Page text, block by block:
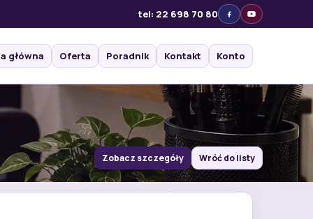
tel: 22 698 70 80
główna Oferta Poradnik Kontakt Konto
Zobacz szczegóły Wróć do listy